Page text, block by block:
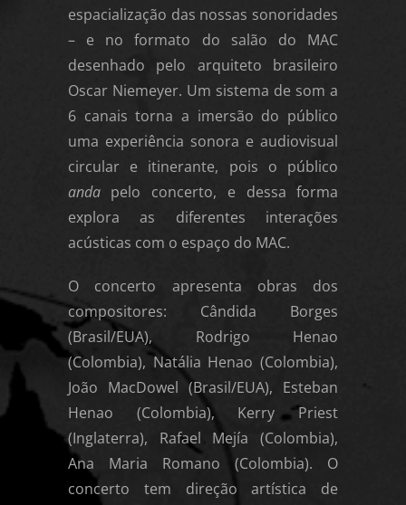
espacialização das nossas sonoridades
– e no formato do salão do MAC
desenhado pelo arquiteto brasileiro
Oscar Niemeyer. Um sistema de som a
6 canais torna a imersão do público
uma experiência sonora e audiovisual
circular e itinerante, pois o público
anda pelo concerto, e dessa forma
explora as diferentes interações
acústicas com o espaço do MAC.
O concerto apresenta obras dos
compositores: Cândida Borges
(Brasil/EUA), Rodrigo Henao
(Colombia), Natália Henao (Colombia),
João MacDowel (Brasil/EUA), Esteban
Henao (Colombia), Kerry Priest
(Inglaterra), Rafael Mejía (Colombia),
Ana Maria Romano (Colombia). O
concerto tem direção artística de